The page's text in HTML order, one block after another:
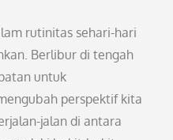
rutinitas sehari-hari
Berlibur di tengah
untuk
perspektif kita
jalan di antara